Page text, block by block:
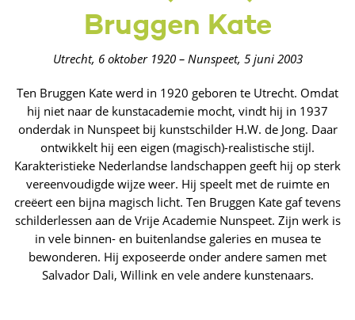
Bruggen Kate
Utrecht, 6 oktober 1920 – Nunspeet, 5 juni 2003
Ten Bruggen Kate werd in 1920 geboren te Utrecht. Omdat
hij niet naar de kunstacademie mocht, vindt hij in 1937
onderdak in Nunspeet bij kunstschilder H.W. de Jong. Daar
ontwikkelt hij een eigen (magisch)-realistische stijl.
Karakteristieke Nederlandse landschappen geeft hij op sterk
vereenvoudigde wijze weer. Hij speelt met de ruimte en
creëert een bijna magisch licht. Ten Bruggen Kate gaf tevens
schilderlessen aan de Vrije Academie Nunspeet. Zijn werk is
in vele binnen- en buitenlandse galeries en musea te
bewonderen. Hij exposeerde onder andere samen met
Salvador Dali, Willink en vele andere kunstenaars.